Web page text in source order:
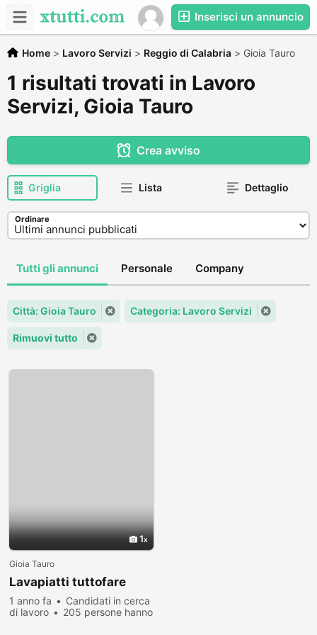
Inserisci un annuncio
Home > Lavoro Servizi > Reggio di Calabria > Gioia Tauro
1 risultati trovati in Lavoro
Servizi, Gioia Tauro
Crea avviso
Griglia Lista Dettaglio
Ordinare
Tutti gli annunci Personale Company
Città: Gioia Tauro Categoria: Lavoro Servizi
Rimuovi tutto
1
Gioia Tauro
Lavapiatti tuttofare
1 anno fa
Candidati in cerca
di lavoro
205 persone hanno